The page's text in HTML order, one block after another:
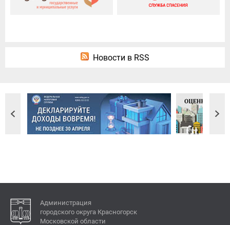
Новости в RSS
Администрация
городского округа Красногорск
Московской области